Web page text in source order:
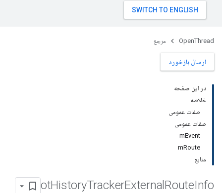
OpenThread مرجع
ارسال بازخورد
در این صفحه
خلاصه
صفات عمومی
صفات عمومی
mEvent
mRoute
منابع
otHistoryTrackerExternal RouteInfo